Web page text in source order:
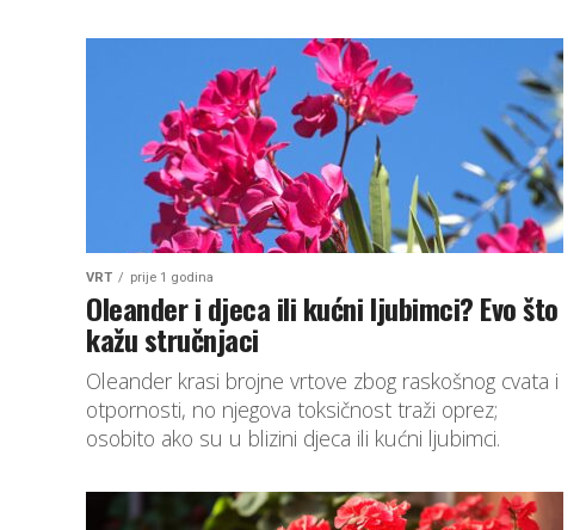
VRT prije 1 godina
Oleander i djeca ili kućni ljubimci? Evo što
kažu stručnjaci
Oleander krasi brojne vrtove zbog raskošnog cvata i
otpornosti, no njegova toksičnost traži oprez;
osobito ako su u blizini djeca ili kućni ljubimci.